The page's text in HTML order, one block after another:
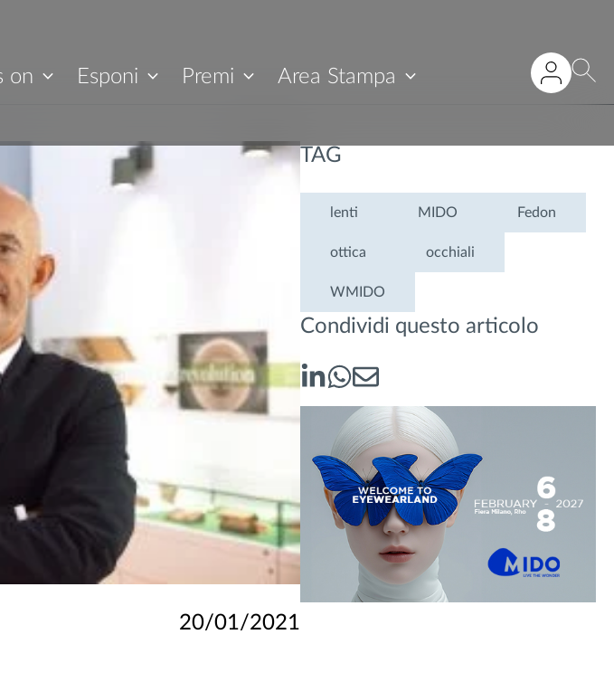
on Esponi Premi Area Stampa
20/01/2021
TAG
lenti MIDO Fedon
ottica occhiali
WMIDO
Condividi questo articolo